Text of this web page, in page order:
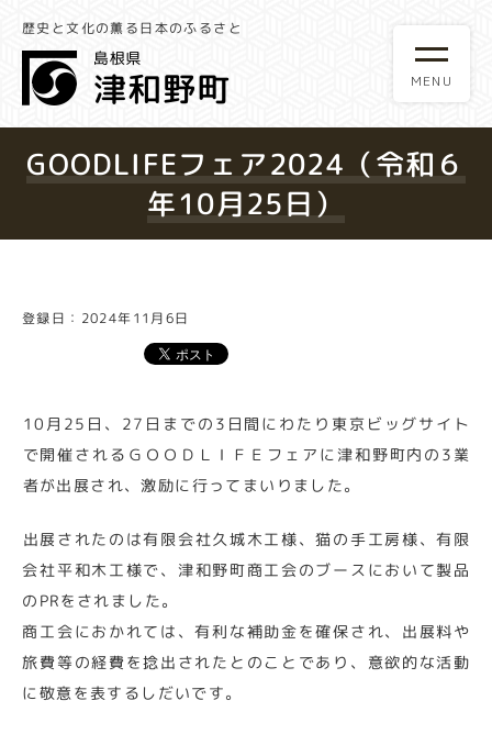
歴史と文化の薫る日本のふるさと
GOODLIFEフェア2024（令和６
年10月25日）
登録日：2024年11月6日
10月25日、27日までの3日間にわたり東京ビッグサイト
で開催されるＧＯＯＤＬＩＦＥフェアに津和野町内の3業
者が出展され、激励に行ってまいりました。
出展されたのは有限会社久城木工様、猫の手工房様、有限
会社平和木工様で、津和野町商工会のブースにおいて製品
のPRをされました。
商工会におかれては、有利な補助金を確保され、出展料や
旅費等の経費を捻出されたとのことであり、意欲的な活動
に敬意を表するしだいです。